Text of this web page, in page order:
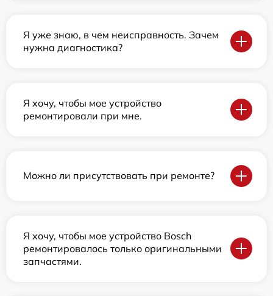
Я уже знаю, в чем неисправность. Зачем
нужна диагностика?
Я хочу, чтобы мое устройство
ремонтировали при мне.
Можно ли присутствовать при ремонте?
Я хочу, чтобы мое устройство Bosch
ремонтировалось только оригинальными
запчастями.